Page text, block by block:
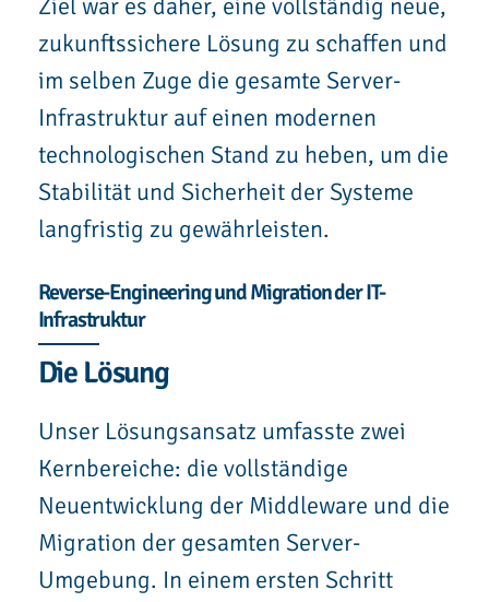
zukunftssichere Lösung zu schaffen und
im selben Zuge die gesamte Server-
Infrastruktur auf einen modernen
technologischen Stand zu heben, um die
Stabilität und Sicherheit der Systeme
langfristig zu gewährleisten.
Reverse-Engineering und Migration der IT-
Infrastruktur
Die Lösung
Unser Lösungsansatz umfasste zwei
Kernbereiche: die vollständige
Neuentwicklung der Middleware und die
Migration der gesamten Server-
Umgebung. In einem ersten Schritt